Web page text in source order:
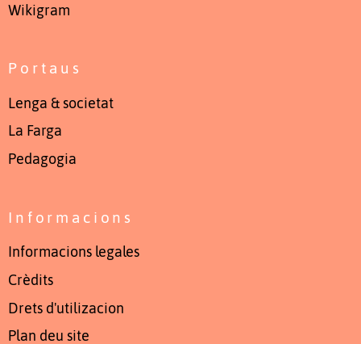
Wikigram
Portaus
Lenga & societat
La Farga
Pedagogia
Informacions
Informacions legales
Crèdits
Drets d'utilizacion
Plan deu site